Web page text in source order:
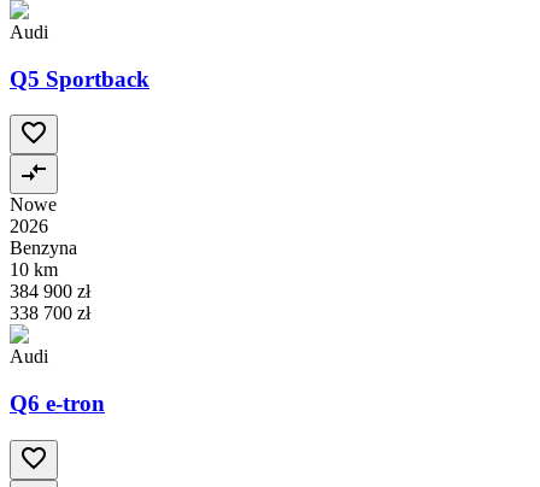
Audi
Q5 Sportback
Nowe
2026
Benzyna
10 km
384 900 zł
338 700 zł
Audi
Q6 e-tron